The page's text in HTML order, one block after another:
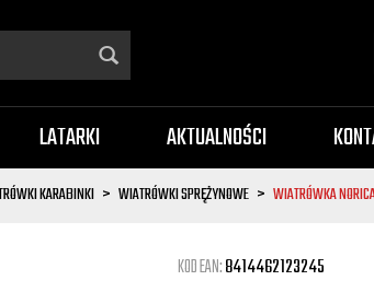
LATARKI AKTUALNOŚCI
KARABINKI WIATRÓWKI SPRĘŻYNOWE WIATRÓWKA
KOD EAN:8414462123245